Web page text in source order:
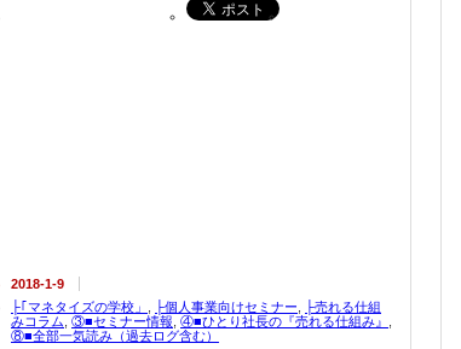
2018-1-9
├｢マネタイズの学校」
├個人事業向けセミナー
├売れる仕組
みコラム ③■セミナー情報 ④■ひとり社長の『売れる仕組み』
⑧■全部一気読み（過去ログ含む）